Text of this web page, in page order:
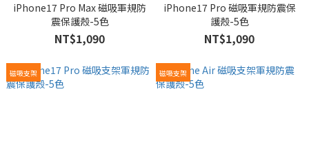
iPhone17 Pro Max 磁吸軍規防
震保護殼-5色
NT$1,090
iPhone17 Pro 磁吸軍規防震保
護殼-5色
NT$1,090
磁吸支架 磁吸支架